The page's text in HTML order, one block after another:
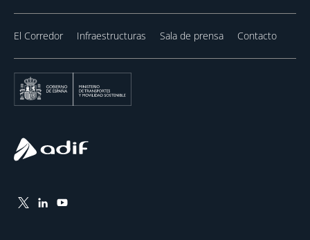
El Corredor Infraestructuras Sala de prensa Contacto